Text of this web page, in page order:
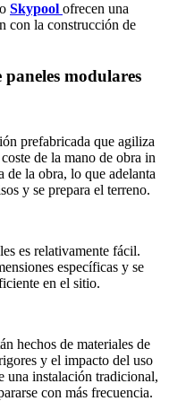
Skypool ofrecen una
con la construcción de
paneles modulares
prefabricada que agiliza
de la mano de obra in
de la obra, lo que adelanta
y se prepara el terreno.
es relativamente fácil.
específicas y se
en el sitio.
hechos de materiales de
y el impacto del uso
una instalación tradicional,
con más frecuencia.